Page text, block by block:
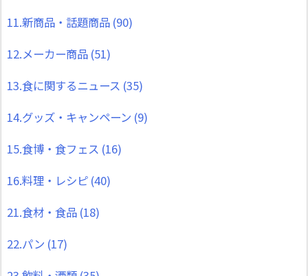
11.新商品・話題商品 (90)
12.メーカー商品 (51)
13.食に関するニュース (35)
14.グッズ・キャンペーン (9)
15.食博・食フェス (16)
16.料理・レシピ (40)
21.食材・食品 (18)
22.パン (17)